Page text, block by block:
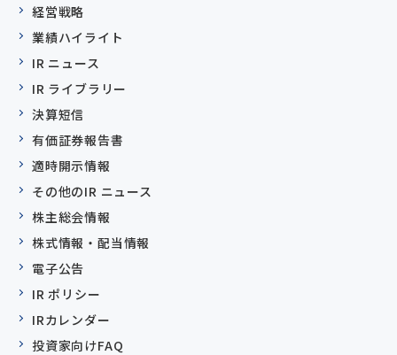
経営戦略
業績ハイライト
IR ニュース
IR ライブラリー
決算短信
有価証券報告書
適時開示情報
その他のIR ニュース
株主総会情報
株式情報・配当情報
電子公告
IR ポリシー
IRカレンダー
投資家向けFAQ